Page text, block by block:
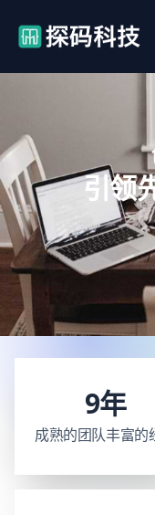
【官网】探码科技
引领
9年
成熟的团队丰富的